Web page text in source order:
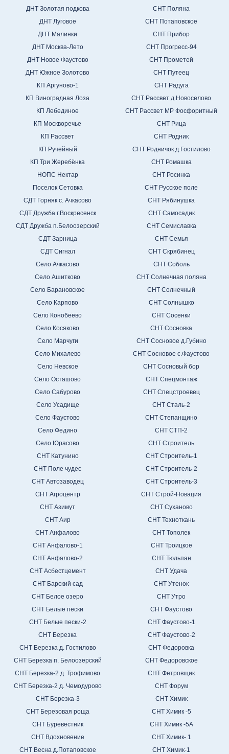
ДНТ Золотая подкова
ДНТ Луговое
ДНТ Малинки
ДНТ Москва-Лето
ДНТ Новое Фаустово
ДНТ Южное Золотово
КП Аргуново-1
КП Виноградная Лоза
КП Лебединое
КП Москворечье
КП Рассвет
КП Ручейный
КП Три Жеребёнка
НОПС Нектар
Поселок Сетовка
СДТ Горняк с. Ачкасово
СДТ Дружба г.Воскресенск
СДТ Дружба п.Белоозерский
СДТ Зарница
СДТ Сигнал
Село Ачкасово
Село Ашитково
Село Барановское
Село Карпово
Село Конобеево
Село Косяково
Село Марчуги
Село Михалево
Село Невское
Село Осташово
Село Сабурово
Село Усадище
Село Фаустово
Село Федино
Село Юрасово
СНТ Катунино
СНТ Поле чудес
СНТ Автозаводец
СНТ Агроцентр
СНТ Азимут
СНТ Аир
СНТ Анфалово
СНТ Анфалово-1
СНТ Анфалово-2
СНТ Асбестцемент
СНТ Барский сад
СНТ Белое озеро
СНТ Белые пески
СНТ Белые пески-2
СНТ Березка
СНТ Березка д. Гостилово
СНТ Березка п. Белоозерский
СНТ Березка-2 д. Трофимово
СНТ Березка-2 д. Чемодурово
СНТ Березка-3
СНТ Березовая роща
СНТ Буревестник
СНТ Вдохновение
СНТ Весна д.Потаповское
СНТ Поляна
СНТ Потаповское
СНТ Прибор
СНТ Прогресс-94
СНТ Прометей
СНТ Путеец
СНТ Радуга
СНТ Рассвет д.Новоселово
СНТ Рассвет МР Фосфоритный
СНТ Рица
СНТ Родник
СНТ Родничок д.Гостилово
СНТ Ромашка
СНТ Росинка
СНТ Русское поле
СНТ Рябинушка
СНТ Самосадик
СНТ Семиславка
СНТ Семья
СНТ Скрябинец
СНТ Соболь
СНТ Солнечная поляна
СНТ Солнечный
СНТ Солнышко
СНТ Сосенки
СНТ Сосновка
СНТ Сосновое д.Губино
СНТ Сосновое с.Фаустово
СНТ Сосновый бор
СНТ Спецмонтаж
СНТ Спецстроевец
СНТ Сталь-2
СНТ Степанщино
СНТ СТП-2
СНТ Строитель
СНТ Строитель-1
СНТ Строитель-2
СНТ Строитель-3
СНТ Строй-Новация
СНТ Суханово
СНТ Техноткань
СНТ Тополек
СНТ Троицкое
СНТ Тюльпан
СНТ Удача
СНТ Утенок
СНТ Утро
СНТ Фаустово
СНТ Фаустово-1
СНТ Фаустово-2
СНТ Федоровка
СНТ Федоровское
СНТ Фетровщик
СНТ Форум
СНТ Химик
СНТ Химик -5
СНТ Химик -5А
СНТ Химик- 1
СНТ Химик-1